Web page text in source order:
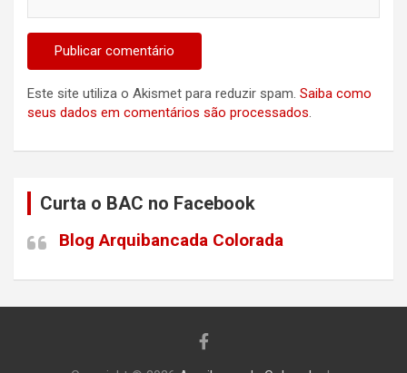
Este site utiliza o Akismet para reduzir spam. Saiba como
seus dados em comentários são processados.
Curta o BAC no Facebook
Blog Arquibancada Colorada